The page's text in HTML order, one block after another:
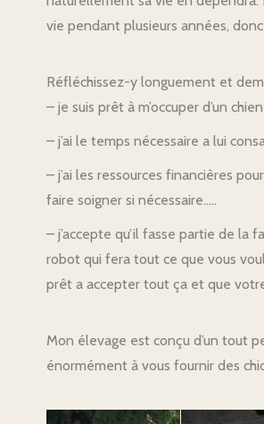
vie pendant plusieurs années,
Réfléchissez-y longuement et
– je suis prêt à m’occuper d’un
– j’ai le temps nécessaire a lui
– j’ai les ressources financières
faire soigner si nécessaire…..
– j’accepte qu’il fasse partie de la
robot qui fera tout ce que vous
prêt a accepter tout ça et que
Mon élevage est conçu d’un tout
énormément à vous fournir des